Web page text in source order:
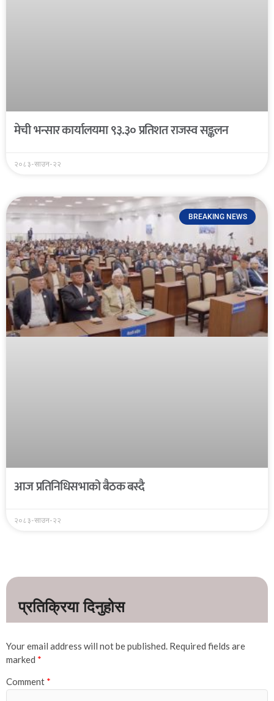
मेची भन्सार कार्यालयमा ९३.३० प्रतिशत राजस्व सङ्कलन
२०८३-साउन-२२
BREAKING NEWS
आज प्रतिनिधिसभाको बैठक बस्दै
२०८३-साउन-२२
Your email address will not be published. Required fields are
marked *
Comment *